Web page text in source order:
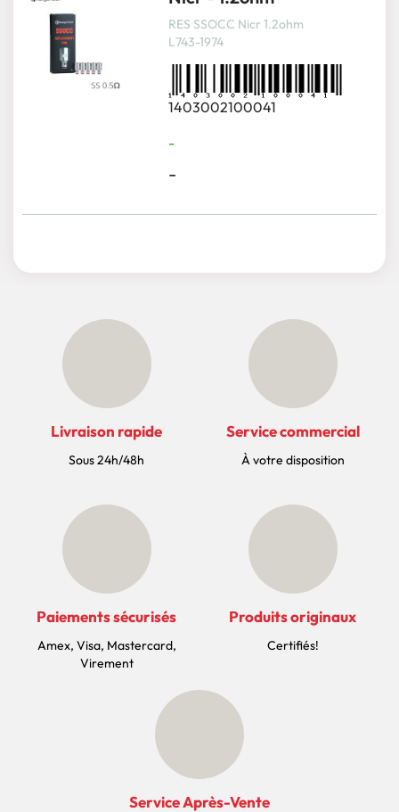
RES SSOCC Nicr 1.2ohm
L743-1974
1403002100041
-
-
Livraison rapide
Sous 24h/48h
Service commercial
À votre disposition
Paiements sécurisés
Amex, Visa, Mastercard,
Virement
Produits originaux
Certifiés!
Service Après-Vente